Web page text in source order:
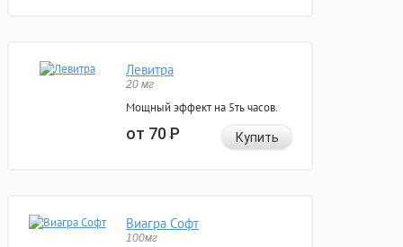
Левитра
20 мг
Мощный эффект на 5ть часов.
от 70Р Купить
Виагра Софт
100мг